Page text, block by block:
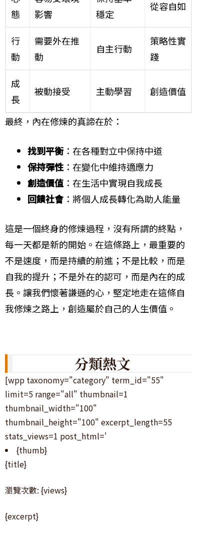
態
影響
穩定
從容自如
行
動
需要外在推
動
自主行動
策略性實
踐
成
長
被動接受 主動學習 創造價值
最終，內在修煉的真諦在於：
找到平衡：在各種對立中保持中道
保持彈性：在變化中維持適應力
創造價值 ：在生活中實現自我成長
回饋社會：將個人成長轉化為助人能量
這是一個終身的修煉過程，沒有所謂的終點，
每一天都是新的開始。在這條路上，最重要的
不是速度，而是持續的前進；不是比較，而是
自我的提升；不是外在的認可，而是內在的成
長。讓我們懷著謙遜的心，堅定地走在這條自
我修煉之路上，創造屬於自己的人生價值。
分類熱文
[wpp taxonomy="category" term_id="55"
limit=5 range="all" thumbnail=1
thumbnail_width="100"
thumbnail_height="100" excerpt_length=55
stats_views=1 post_html='
{thumb}
{title}
瀏覽次數: {views}
{excerpt}